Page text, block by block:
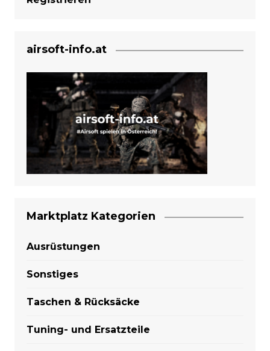
airsoft-info.at
Marktplatz Kategorien
Ausrüstungen
Sonstiges
Taschen & Rücksäcke
Tuning- und Ersatzteile